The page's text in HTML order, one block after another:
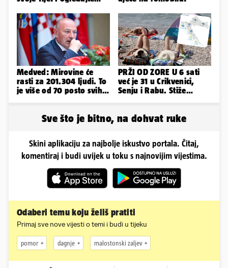
vjenčanje...
Medved: Mirovine će
rasti za 201.304 ljudi. To
je više od 70 posto svih
PRŽI OD ZORE U 6 sati
već je 31 u Crikvenici,
Senju i Rabu. Stiže
Sve što je bitno, na dohvat ruke
Skini aplikaciju za najbolje iskustvo portala. Čitaj,
komentiraj i budi uvijek u toku s najnovijim vijestima.
Odaberi temu koju želiš pratiti
Primaj sve nove vijesti o temi i budi u tijeku
pomor dagnje malostonski zaljev